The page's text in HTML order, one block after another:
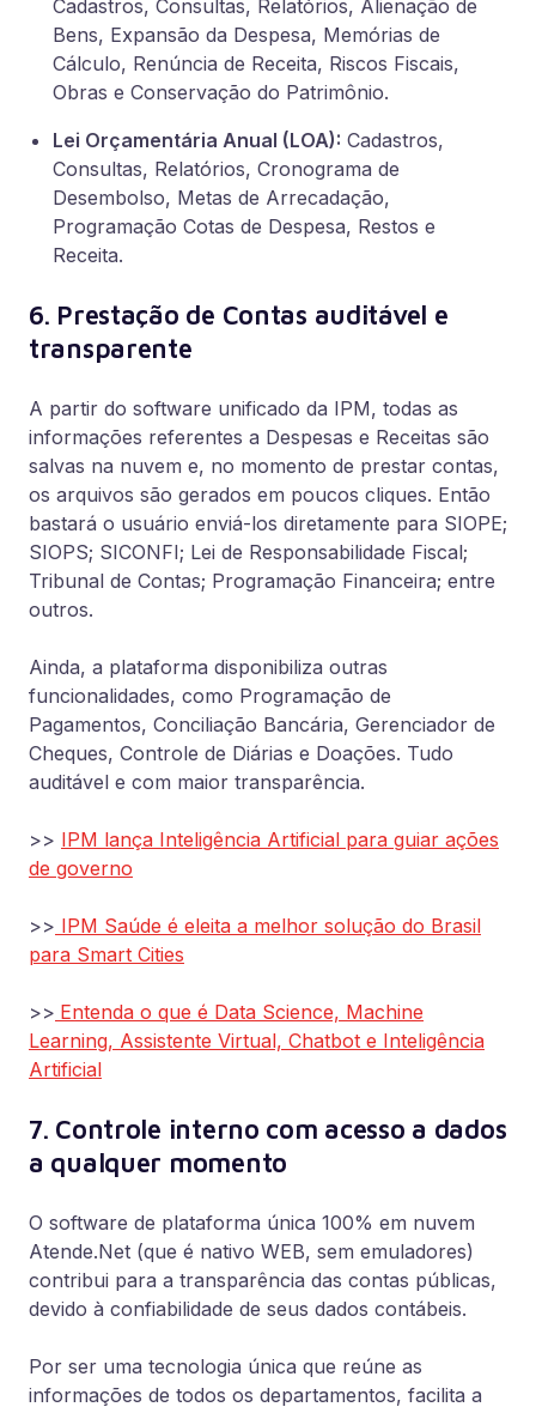
Cadastros, Consultas, Relatórios, Alienação de
Bens, Expansão da Despesa, Memórias de
Cálculo, Renúncia de Receita, Riscos Fiscais,
Obras e Conservação do Patrimônio.
Lei Orçamentária Anual (LOA): Cadastros,
Consultas, Relatórios, Cronograma de
Desembolso, Metas de Arrecadação,
Programação Cotas de Despesa, Restos e
Receita.
6. Prestação de Contas auditável e
transparente
A partir do software unificado da IPM, todas as
informações referentes a Despesas e Receitas são
salvas na nuvem e, no momento de prestar contas,
os arquivos são gerados em poucos cliques. Então
bastará o usuário enviá-los diretamente para SIOPE;
SIOPS; SICONFI; Lei de Responsabilidade Fiscal;
Tribunal de Contas; Programação Financeira; entre
outros.
Ainda, a plataforma disponibiliza outras
funcionalidades, como Programação de
Pagamentos, Conciliação Bancária, Gerenciador de
Cheques, Controle de Diárias e Doações. Tudo
auditável e com maior transparência.
>> IPM lança Inteligência Artificial para guiar ações
de governo
>> IPM Saúde é eleita a melhor solução do Brasil
para Smart Cities
>> Entenda o que é Data Science, Machine
Learning, Assistente Virtual, Chatbot e Inteligência
Artificial
7. Controle interno com acesso a dados
a qualquer momento
O software de plataforma única 100% em nuvem
Atende.Net (que é nativo WEB, sem emuladores)
contribui para a transparência das contas públicas,
devido à confiabilidade de seus dados contábeis.
Por ser uma tecnologia única que reúne as
informações de todos os departamentos, facilita a